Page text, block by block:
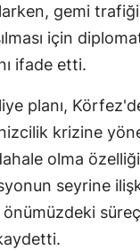
gemi
için
ifade etti.
planı,
krizine
olma
seyrine